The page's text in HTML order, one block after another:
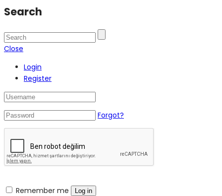
Search
Close
Login
Register
Forgot?
Remember me Log in